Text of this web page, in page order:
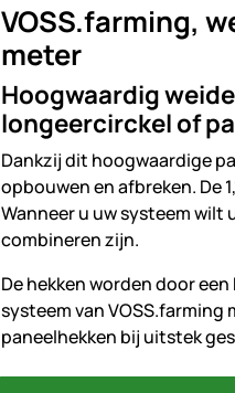
VOSS.farming,
meter
Hoogwaardig
longeercirckel of
Dankzij dit hoogwaardige
opbouwen en afbreken. De
Wanneer u uw systeem wilt
combineren zijn.
De hekken worden door
systeem van
paneelhekken bij uitstek